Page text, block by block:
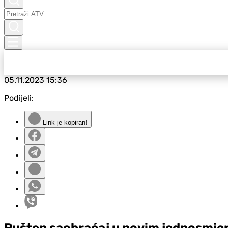
05.11.202315:36
Podijeli:
Link je kopiran!